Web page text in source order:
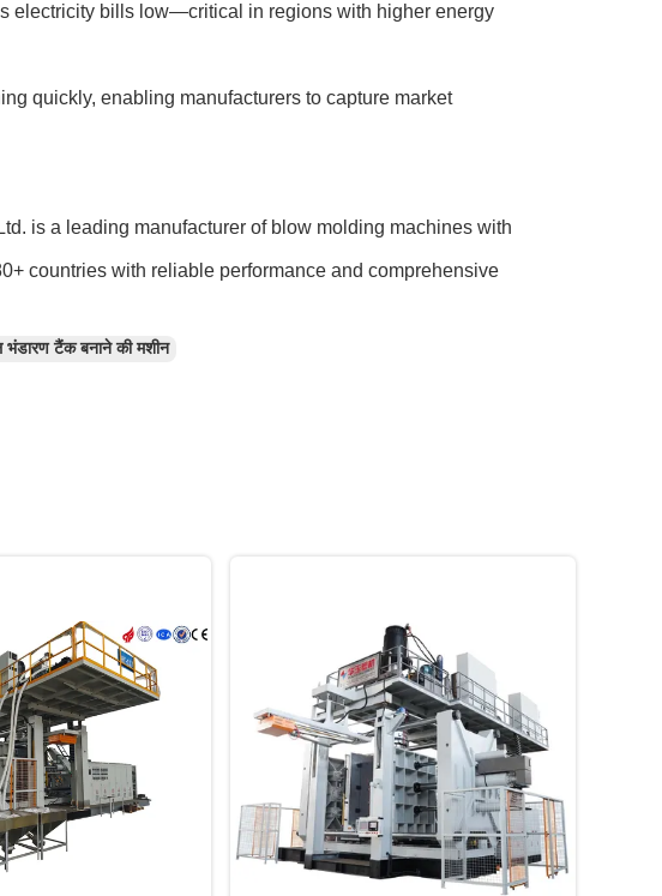
electricity bills low—critical in regions with higher energy
quickly, enabling manufacturers to capture market
is a leading manufacturer of blow molding machines with
countries with reliable performance and comprehensive
टैंक बनाने की मशीन